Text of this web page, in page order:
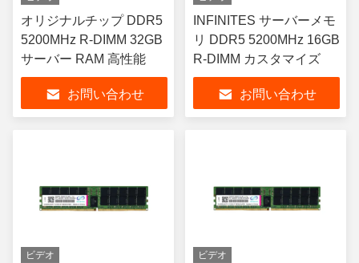
オリジナルチップ DDR5
5200MHz R-DIMM 32GB
サーバー RAM 高性能
お問い合わせ
INFINITES サーバーメモ
リ DDR5 5200MHz 16GB
R-DIMM カスタマイズ
お問い合わせ
ビデオ ビデオ